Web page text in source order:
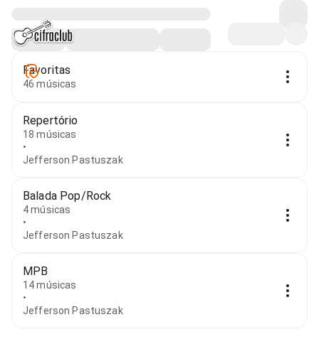
Favoritas
46 músicas
Repertório
18 músicas
•
Jefferson Pastuszak
Balada Pop/Rock
4 músicas
•
Jefferson Pastuszak
MPB
14 músicas
•
Jefferson Pastuszak